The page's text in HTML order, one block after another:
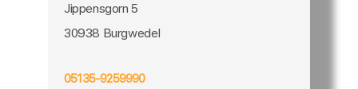
Jippensgorn 5
30938 Burgwedel
05135-9259990